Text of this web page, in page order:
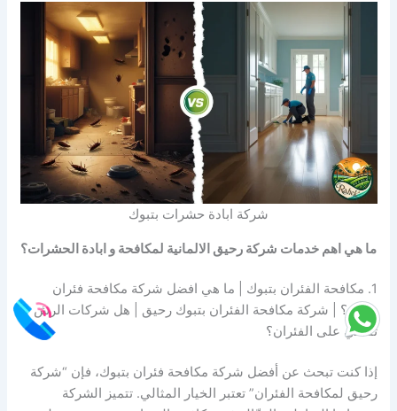
شركة ابادة حشرات بتبوك
ما هي اهم خدمات شركة رحيق الالمانية لمكافحة و ابادة الحشرات؟
1. مكافحة الفئران بتبوك | ما هي افضل شركة مكافحة فئران
بتبوك؟ | شركة مكافحة الفئران بتبوك رحيق | هل شركات الرش
تقضي على الفئران؟
إذا كنت تبحث عن أفضل شركة مكافحة فئران بتبوك، فإن “شركة
رحيق لمكافحة الفئران” تعتبر الخيار المثالي. تتميز الشركة